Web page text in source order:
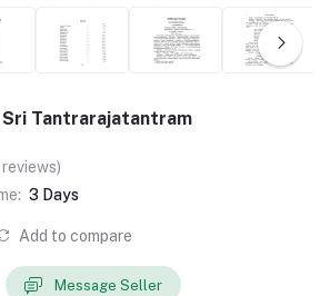
Sri Sri Tantrarajatantram
3 Days
Add to compare
Message Seller